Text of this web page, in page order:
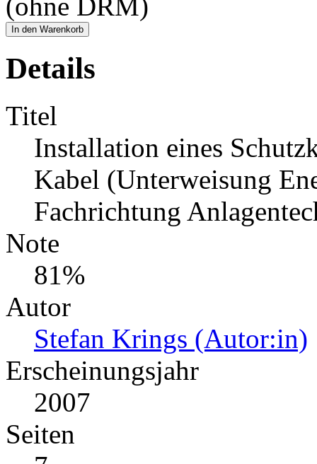
(ohne DRM)
In den Warenkorb
Details
Titel
Installation eines
Kabel (Unterweisung
Fachrichtung
Note
81%
Autor
Stefan Krings (Autor:in)
Erscheinungsjahr
2007
Seiten